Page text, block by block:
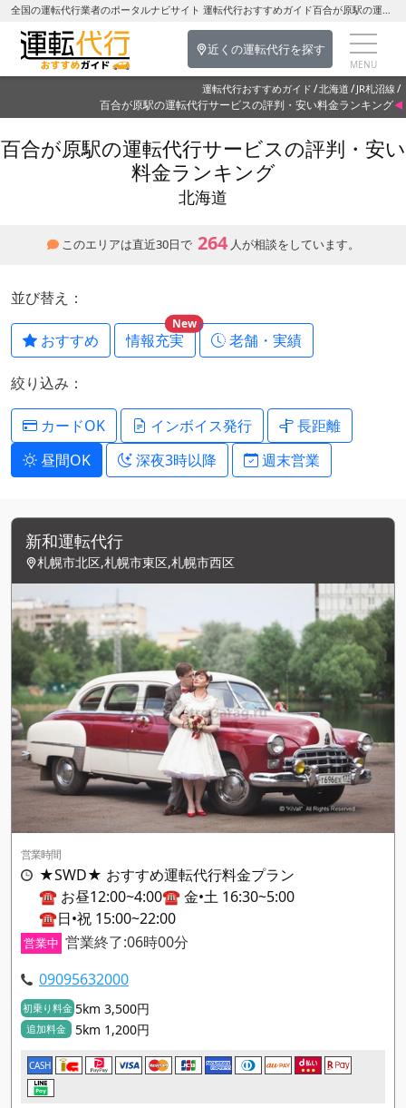
全国の運転代行業者のポータルナビサイト 運転代行おすすめガイド百合が原駅の運転代行を探す-北海道の運転代行
近くの運転代行を探す
運転代行おすすめガイド 北海道 JR札沼線
百合が原駅の運転代行サービスの評判・安い料金ランキング
百合が原駅の運転代行サービスの評判・安い
料金ランキング
北海道
このエリアは直近30日で 264 人が相談をしています。
並び替え：
おすすめ 情報充実
New
老舗・実績
絞り込み：
カードOK インボイス発行
長距離
昼間OK
深夜3時以降 週末営業
新和運転代行
札幌市北区,札幌市東区,札幌市西区
営業時間
★SWD★ おすすめ運転代行料金プラン
☎️ お昼12:00~4:00☎️ 金•土 16:30~5:00
☎️日•祝 15:00~22:00
営業中 営業終了:06時00分
09095632000
初乗り料金 5km 3,500円
追加料金 5km 1,200円
CASH